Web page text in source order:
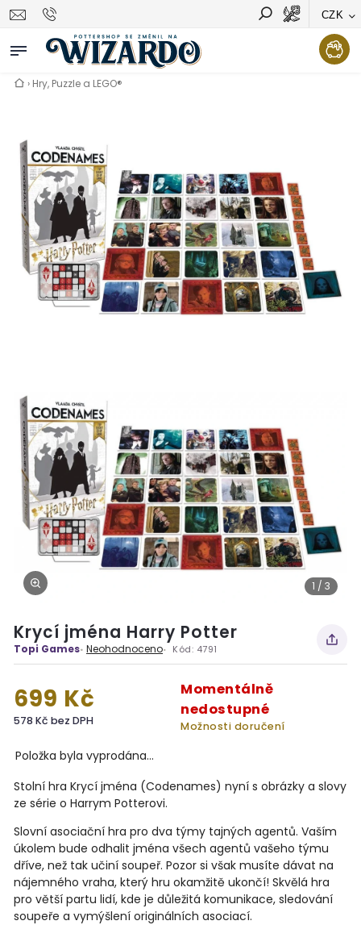
CZK
Vyhledávání Hledat
› Hry, Puzzle a LEGO®
1 / 3
Krycí jména Harry Potter
Topi Games Neohodnoceno Kód: 4791
699 Kč
578 Kč bez DPH
Momentálně
nedostupné
Možnosti doručení
Položka byla vyprodána…
Stolní hra Krycí jména (Codenames) nyní s obrázky a slovy
ze série o Harrym Potterovi.
Slovní asociační hra pro dva týmy tajných agentů. Vaším
úkolem bude odhalit jména všech agentů vašeho týmu
dříve, než tak učiní soupeř. Pozor si však musíte dávat na
nájemného vraha, který hru okamžitě ukončí! Skvělá hra
pro větší partu lidí, kde je důležitá komunikace, sledování
soupeře a vymýšlení originálních asociací.